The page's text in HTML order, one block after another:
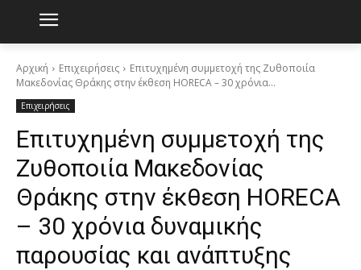
Αρχική Επιχειρήσεις
Επιτυχημένη συμμετοχή της Ζυθοποιία
Μακεδονίας Θράκης στην έκθεση HORECA – 30 χρόνια...
Επιχειρήσεις
Επιτυχημένη συμμετοχή της
Ζυθοποιία Μακεδονίας
Θράκης στην έκθεση HORECA
– 30 χρόνια δυναμικής
παρουσίας και ανάπτυξης